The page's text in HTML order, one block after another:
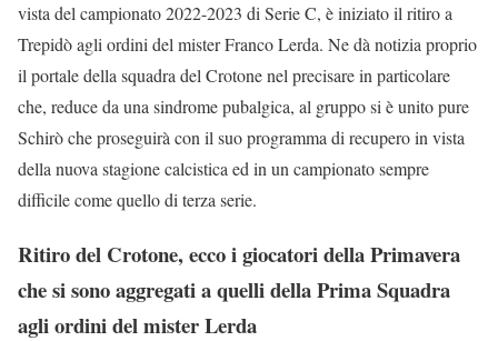
vista del campionato 2022-2023 di Serie C, è iniziato il ritiro a
Trepidò agli ordini del mister Franco Lerda. Ne dà notizia proprio
il portale della squadra del Crotone nel precisare in particolare
che, reduce da una sindrome pubalgica, al gruppo si è unito pure
Schirò che proseguirà con il suo programma di recupero in vista
della nuova stagione calcistica ed in un campionato sempre
difficile come quello di terza serie.
Ritiro del Crotone, ecco i giocatori della Primavera
che si sono aggregati a quelli della Prima Squadra
agli ordini del mister Lerda